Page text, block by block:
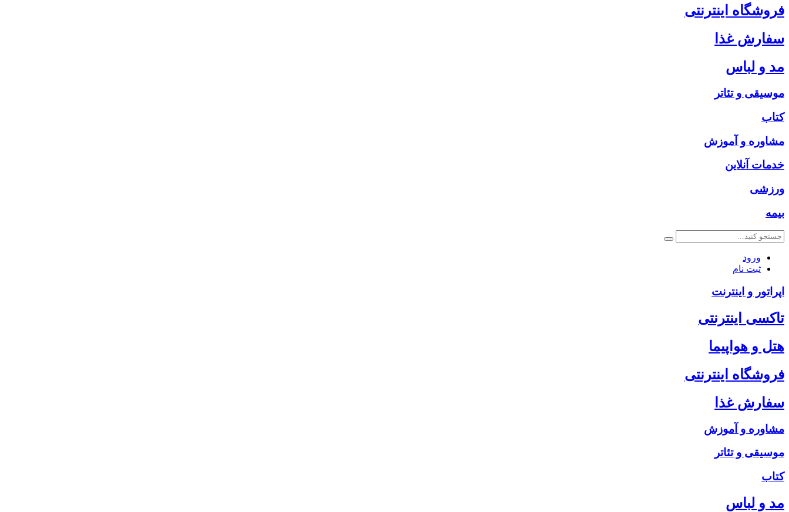
فروشگاه اینترنتی
سفارش غذا
مد و لباس
موسیقی و تئاتر
کتاب
مشاوره و آموزش
خدمات آنلاین
ورزشی
بیمه
ورود
ثبت نام
اپراتور و اینترنت
تاکسی اینترنتی
هتل و هواپیما
فروشگاه اینترنتی
سفارش غذا
مشاوره و آموزش
موسیقی و تئاتر
کتاب
مد و لباس